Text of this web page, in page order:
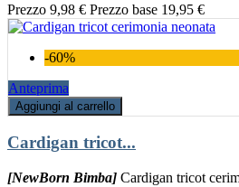
Prezzo 9,98 € Prezzo base 19,95 €
-60%
Anteprima
Aggiungi al carrello
Cardigan tricot...
[NewBorn Bimba] Cardigan tricot